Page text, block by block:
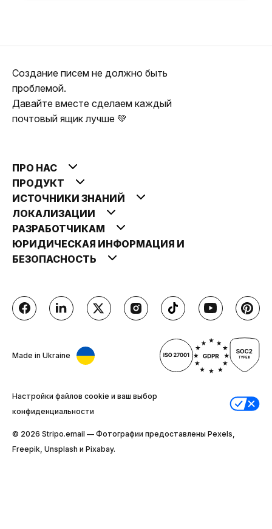
Создание писем не должно быть
проблемой.
Давайте вместе сделаем каждый
почтовый ящик лучше 💚
ПРО НАС
ПРОДУКТ
ИСТОЧНИКИ ЗНАНИЙ
ЛОКАЛИЗАЦИИ
РАЗРАБОТЧИКАМ
ЮРИДИЧЕСКАЯ ИНФОРМАЦИЯ И
БЕЗОПАСНОСТЬ
Made in Ukraine
Настройки файлов cookie и ваш выбор
конфиденциальности
© 2026 Stripо.email — Фотографии предоставлены Pexels,
Freepik, Unsplash и Pixabay.